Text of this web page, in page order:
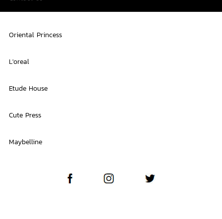
Oriental Princess
L'oreal
Etude House
Cute Press
Maybelline